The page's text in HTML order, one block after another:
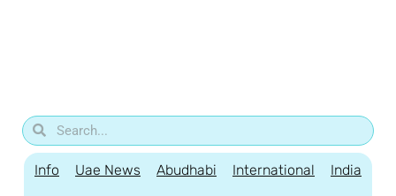
Info Uae News Abudhabi International India